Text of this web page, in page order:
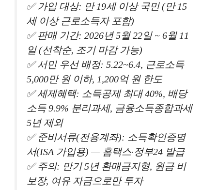
✅ 가입 대상: 만 19세 이상 국민 (만 15
세 이상 근로소득자 포함)
✅ 판매 기간: 2026년 5월 22일 ~ 6월 11
일 (선착순, 조기 마감 가능)
✅ 서민 우선 배정: 5.22~6.4, 근로소득
5,000만 원 이하, 1,200억 원 한도
✅ 세제혜택: 소득공제 최대 40%, 배당
소득 9.9% 분리과세, 금융소득종합과세
5년 제외
✅ 준비서류(전용계좌): 소득확인증명
서(ISA 가입용) — 홈택스·정부24 발급
✅ 주의: 만기 5년 환매금지형, 원금 비
보장, 여유 자금으로만 투자